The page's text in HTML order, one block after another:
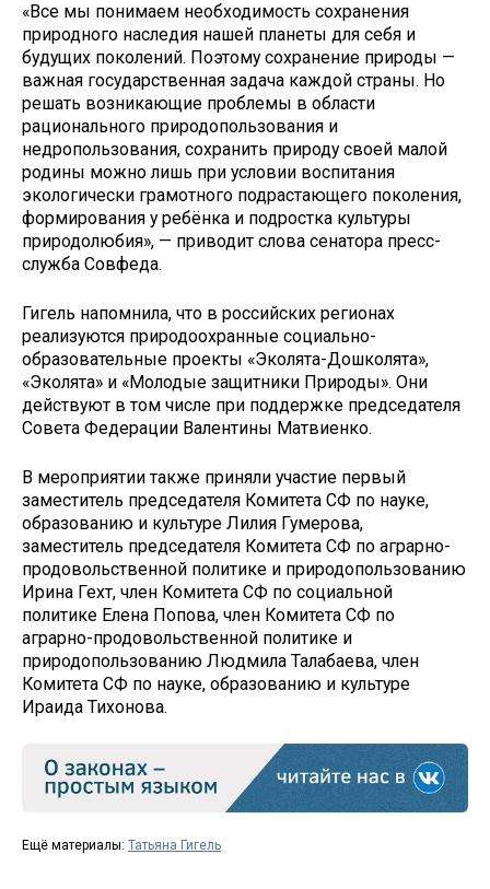
«Все мы понимаем необходимость сохранения
природного наследия нашей планеты для себя и
будущих поколений. Поэтому сохранение природы —
важная государственная задача каждой страны. Но
решать возникающие проблемы в области
рационального природопользования и
недропользования, сохранить природу своей малой
родины можно лишь при условии воспитания
экологически грамотного подрастающего поколения,
формирования у ребёнка и подростка культуры
природолюбия», — приводит слова сенатора пресс-
служба Совфеда.
Гигель напомнила, что в российских регионах
реализуются природоохранные социально-
образовательные проекты «Эколята-Дошколята»,
«Эколята» и «Молодые защитники Природы». Они
действуют в том числе при поддержке председателя
Совета Федерации Валентины Матвиенко.
В мероприятии также приняли участие первый
заместитель председателя Комитета СФ по науке,
образованию и культуре Лилия Гумерова,
заместитель председателя Комитета СФ по аграрно-
продовольственной политике и природопользованию
Ирина Гехт, член Комитета СФ по социальной
политике Елена Попова, член Комитета СФ по
аграрно-продовольственной политике и
природопользованию Людмила Талабаева, член
Комитета СФ по науке, образованию и культуре
Ираида Тихонова.
Ещё материалы: Татьяна Гигель